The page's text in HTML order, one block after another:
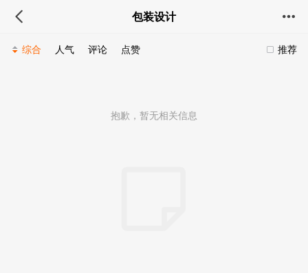
包装设计
推荐
综合 人气 评论 点赞
抱歉，暂无相关信息